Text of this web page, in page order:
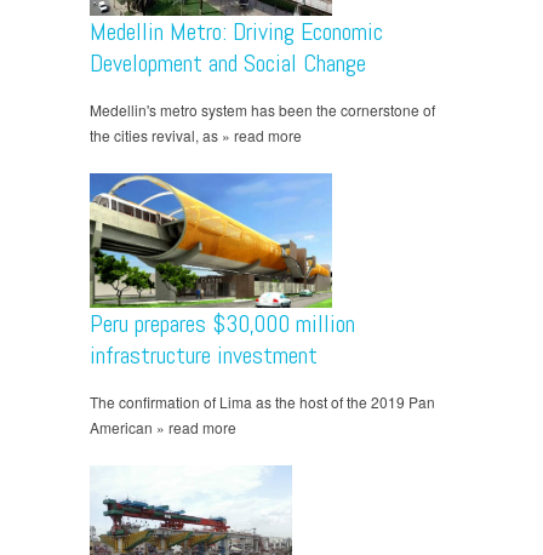
Medellin Metro: Driving Economic
Development and Social Change
Medellin's metro system has been the cornerstone of
the cities revival, as » read more
Peru prepares $30,000 million
infrastructure investment
The confirmation of Lima as the host of the 2019 Pan
American » read more